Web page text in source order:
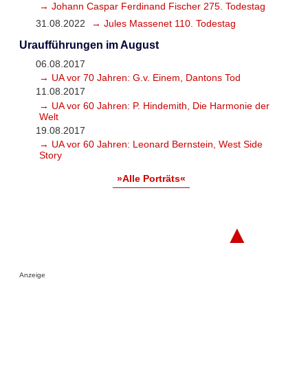
→ Johann Caspar Ferdinand Fischer 275. Todestag
31.08.2022
→ Jules Massenet 110. Todestag
Uraufführungen im August
06.08.2017
→ UA vor 70 Jahren: G.v. Einem, Dantons Tod
11.08.2017
→ UA vor 60 Jahren: P. Hindemith, Die Harmonie der
Welt
19.08.2017
→ UA vor 60 Jahren: Leonard Bernstein, West Side
Story
»Alle Porträts«
▲
Anzeige